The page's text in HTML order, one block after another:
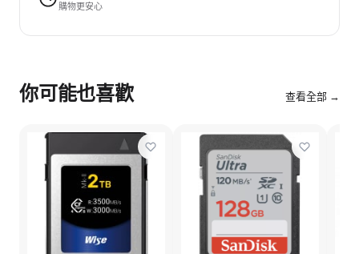
購物更安心
你可能也喜歡 查看全部 →